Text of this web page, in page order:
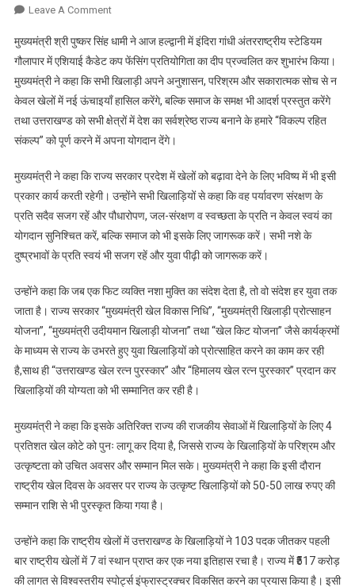
Leave A CommentOn
धामी
ने
हल्द्वानी
में
एशियाई
कैडेट
फेंसिंग
प्रतियोगिता
का
किया
मुख्यमंत्री श्री पुष्कर सिंह धामी ने आज हल्द्वानी में इंदिरा गांधी अंतरराष्ट्रीय स्टेडियम
गौलापार में एशियाई कैडेट कप फेंसिंग प्रतियोगिता का दीप प्रज्वलित कर शुभारंभ किया।
मुख्यमंत्री ने कहा कि सभी खिलाड़ी अपने अनुशासन, परिश्रम और सकारात्मक सोच से न
केवल खेलों में नई ऊंचाइयाँ हासिल करेंगे, बल्कि समाज के समक्ष भी आदर्श प्रस्तुत करेंगे
तथा उत्तराखण्ड को सभी क्षेत्रों में देश का सर्वश्रेष्ठ राज्य बनाने के हमारे “विकल्प रहित
संकल्प” को पूर्ण करने में अपना योगदान देंगे।
मुख्यमंत्री ने कहा कि राज्य सरकार प्रदेश में खेलों को बढ़ावा देने के लिए भविष्य में भी इसी
प्रकार कार्य करती रहेगी। उन्होंने सभी खिलाड़ियों से कहा कि वह पर्यावरण संरक्षण के
प्रति सदैव सजग रहें और पौधारोपण, जल-संरक्षण व स्वच्छता के प्रति न केवल स्वयं का
योगदान सुनिश्चित करें, बल्कि समाज को भी इसके लिए जागरूक करें। सभी नशे के
दुष्प्रभावों के प्रति स्वयं भी सजग रहें और युवा पीढ़ी को जागरूक करें।
उन्होंने कहा कि जब एक फिट व्यक्ति नशा मुक्ति का संदेश देता है, तो वो संदेश हर युवा तक
जाता है। राज्य सरकार “मुख्यमंत्री खेल विकास निधि”, “मुख्यमंत्री खिलाड़ी प्रोत्साहन
योजना”, “मुख्यमंत्री उदीयमान खिलाड़ी योजना” तथा “खेल किट योजना” जैसे कार्यक्रमों
के माध्यम से राज्य के उभरते हुए युवा खिलाड़ियों को प्रोत्साहित करने का काम कर रही
है,साथ ही “उत्तराखण्ड खेल रत्न पुरस्कार” और “हिमालय खेल रत्न पुरस्कार” प्रदान कर
खिलाड़ियों की योग्यता को भी सम्मानित कर रही है।
मुख्यमंत्री ने कहा कि इसके अतिरिक्त राज्य की राजकीय सेवाओं में खिलाड़ियों के लिए 4
प्रतिशत खेल कोटे को पुनः लागू कर दिया है, जिससे राज्य के खिलाड़ियों के परिश्रम और
उत्कृष्टता को उचित अवसर और सम्मान मिल सके। मुख्यमंत्री ने कहा कि इसी दौरान
राष्ट्रीय खेल दिवस के अवसर पर राज्य के उत्कृष्ट खिलाड़ियों को 50-50 लाख रुपए की
सम्मान राशि से भी पुरस्कृत किया गया है।
उन्होंने कहा कि राष्ट्रीय खेलों में उत्तराखण्ड के खिलाड़ियों ने 103 पदक जीतकर पहली
बार राष्ट्रीय खेलों में 7 वां स्थान प्राप्त कर एक नया इतिहास रचा है। राज्य में ₹517 करोड़
की लागत से विश्वस्तरीय स्पोर्ट्स इंफ्रास्ट्रक्चर विकसित करने का प्रयास किया है। इसी